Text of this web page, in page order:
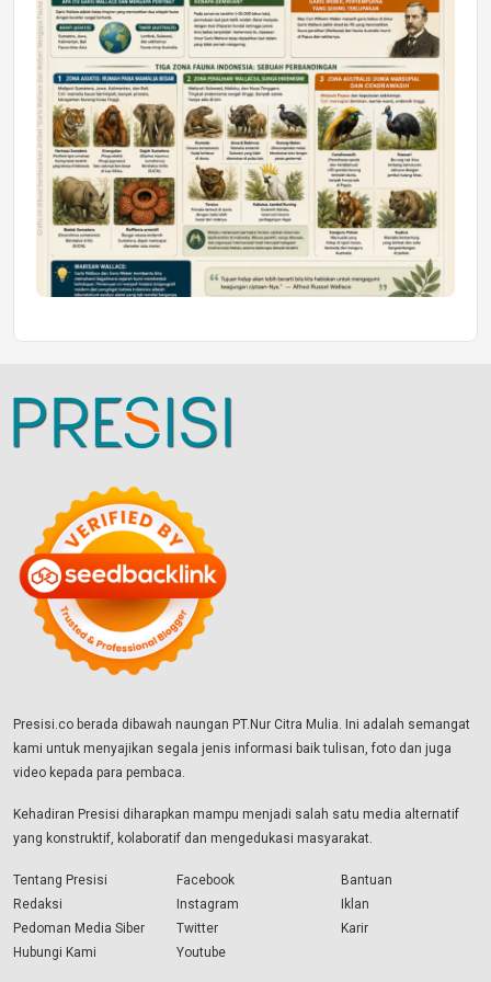
Presisi.co berada dibawah naungan PT.Nur Citra Mulia. Ini adalah semangat
kami untuk menyajikan segala jenis informasi baik tulisan, foto dan juga
video kepada para pembaca.
Kehadiran Presisi diharapkan mampu menjadi salah satu media alternatif
yang konstruktif, kolaboratif dan mengedukasi masyarakat.
Tentang Presisi
Redaksi
Pedoman Media Siber
Hubungi Kami
Facebook
Instagram
Twitter
Youtube
Bantuan
Iklan
Karir